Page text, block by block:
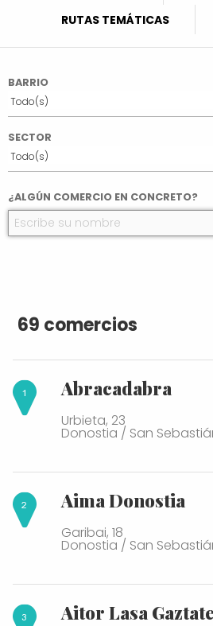
RUTAS TEMÁTICAS
BARRIO
Todo(s)
Centro
Antiguo
Eguia
SECTOR
Todo(s)
Mercados tradicionales
Artesanía
Belleza y Salud
Jugueterías
Moda y Complementos
¿ALGÚN COMERCIO EN CONCRETO?
69 comercios
Abracadabra
Urbieta, 23
Donostia / San
Aima Donostia
Garibai, 18
Donostia / San
Aitor Lasa